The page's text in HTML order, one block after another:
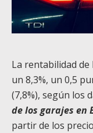
La rentabilidad de
un 8,3%, un 0,5
(7,8%), según los
de los garajes en
partir de los